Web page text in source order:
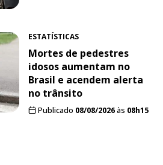
ESTATÍSTICAS
Mortes de pedestres
idosos aumentam no
Brasil e acendem alerta
no trânsito
Publicado 08/08/2026às 08h15